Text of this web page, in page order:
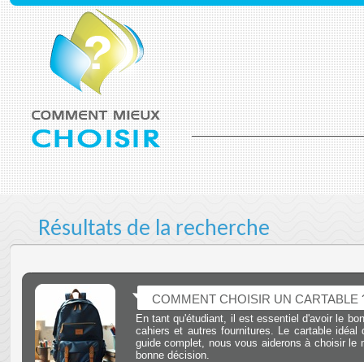
Résultats de la recherche
COMMENT CHOISIR UN CARTABLE
En tant qu'étudiant, il est essentiel d'avoir le
cahiers et autres fournitures. Le cartable
guide complet, nous vous aiderons à choisir le
bonne décision.